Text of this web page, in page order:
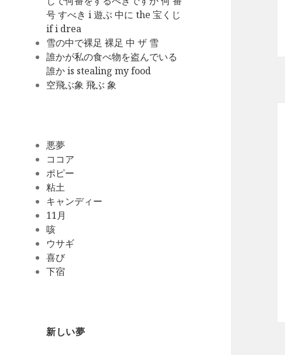
号 すべき i 遊ぶ 中に the 宝くじ
if i drea
雪の中で裸足 裸足 中 ザ 雪
誰かが私の食べ物を盗んでいる
誰か is stealing my food
空飛ぶ象 飛ぶ 象
悪夢
ココア
ポピー
粘土
キャンディー
11月
咳
ウサギ
喜び
下宿
新しい夢